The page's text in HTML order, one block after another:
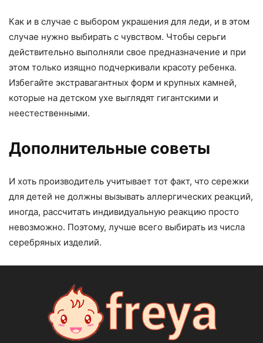
Как и в случае с выбором украшения для леди, и в этом
случае нужно выбирать с чувством. Чтобы серьги
действительно выполняли свое предназначение и при
этом только изящно подчеркивали красоту ребенка.
Избегайте экстравагантных форм и крупных камней,
которые на детском ухе выглядят гигантскими и
неестественными.
Дополнительные советы
И хоть производитель учитывает тот факт, что сережки
для детей не должны вызывать аллергических реакций,
иногда, рассчитать индивидуальную реакцию просто
невозможно. Поэтому, лучше всего выбирать из числа
серебряных изделий.